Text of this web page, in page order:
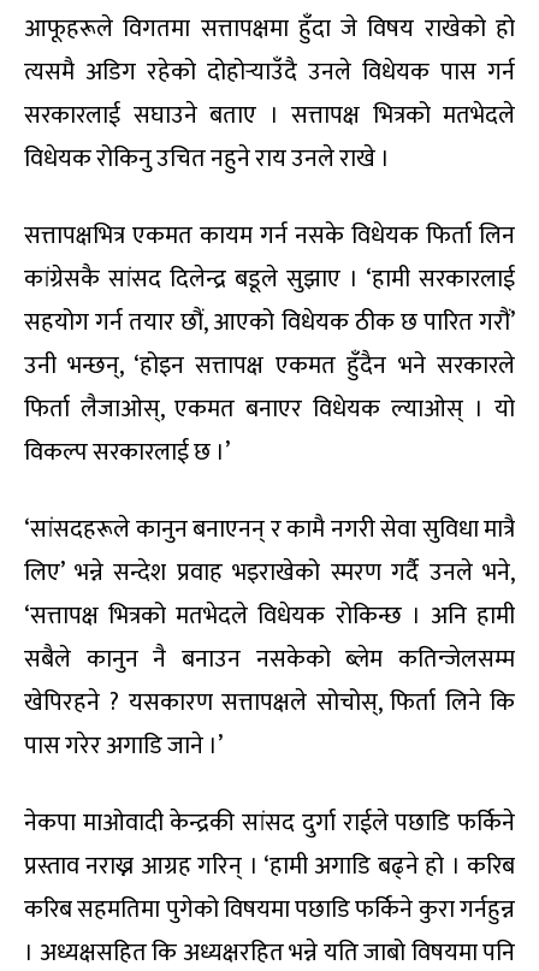
आफूहरूले विगतमा सत्तापक्षमा हुँदा जे विषय राखेको हो
त्यसमै अडिग रहेको दोहोर्‍याउँदै उनले विधेयक पास गर्न
सरकारलाई सघाउने बताए । सत्तापक्ष भित्रको मतभेदले
विधेयक रोकिनु उचित नहुने राय उनले राखे ।
सत्तापक्षभित्र एकमत कायम गर्न नसके विधेयक फिर्ता लिन
कांग्रेसकै सांसद दिलेन्द्र बडूले सुझाए । ‘हामी सरकारलाई
सहयोग गर्न तयार छौं, आएको विधेयक ठीक छ पारित गरौं’
उनी भन्छन्, ‘होइन सत्तापक्ष एकमत हुँदैन भने सरकारले
फिर्ता लैजाओस्, एकमत बनाएर विधेयक ल्याओस् । यो
विकल्प सरकारलाई छ ।’
‘सांसदहरूले कानुन बनाएनन् र कामै नगरी सेवा सुविधा मात्रै
लिए’ भन्ने सन्देश प्रवाह भइराखेको स्मरण गर्दै उनले भने,
‘सत्तापक्ष भित्रको मतभेदले विधेयक रोकिन्छ । अनि हामी
सबैले कानुन नै बनाउन नसकेको ब्लेम कतिन्जेलसम्म
खेपिरहने ? यसकारण सत्तापक्षले सोचोस्, फिर्ता लिने कि
पास गरेर अगाडि जाने ।’
नेकपा माओवादी केन्द्रकी सांसद दुर्गा राईले पछाडि फर्किने
प्रस्ताव नराख्न आग्रह गरिन् । ‘हामी अगाडि बढ्ने हो । करिब
करिब सहमतिमा पुगेको विषयमा पछाडि फर्किने कुरा गर्नहुन्न
। अध्यक्षसहित कि अध्यक्षरहित भन्ने यति जाबो विषयमा पनि